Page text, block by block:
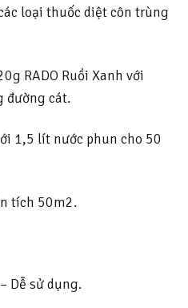
loại thuốc diệt côn trùng
RADO Ruồi Xanh với
đường cát.
1,5 lít nước phun cho 50
tích 50m2.
Dễ sử dụng.